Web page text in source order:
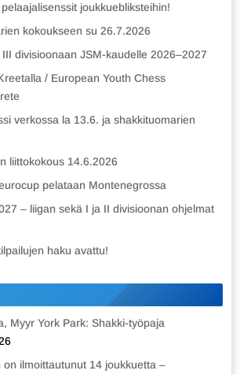
joukkuebliksteihin!
kokoukseen su 26.7.2026
divisioonaan JSM-kaudelle 2026–2027
/ European Youth Chess
verkossa la 13.6. ja shakkituomarien
liittokokous 14.6.2026
pelataan Montenegrossa
– liigan sekä I ja II divisioonan ohjelmat
haku avattu!
Myyr York Park: Shakki-työpaja
on ilmoittautunut 14 joukkuetta –